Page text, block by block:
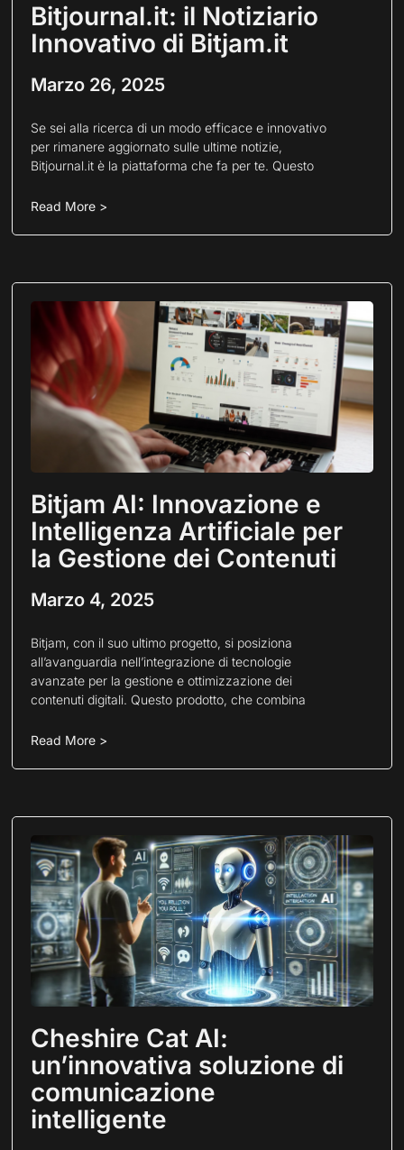
Bitjournal.it: il Notiziario
Innovativo di Bitjam.it
Marzo 26, 2025
Se sei alla ricerca di un modo efficace e innovativo
per rimanere aggiornato sulle ultime notizie,
Bitjournal.it è la piattaforma che fa per te. Questo
Read More >
Bitjam AI: Innovazione e
Intelligenza Artificiale per
la Gestione dei Contenuti
Marzo 4, 2025
Bitjam, con il suo ultimo progetto, si posiziona
all’avanguardia nell’integrazione di tecnologie
avanzate per la gestione e ottimizzazione dei
contenuti digitali. Questo prodotto, che combina
Read More >
Cheshire Cat AI:
un’innovativa soluzione di
comunicazione
intelligente